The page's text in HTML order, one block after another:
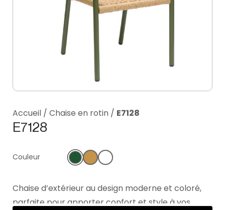
Accueil / Chaise en rotin / E7128
E7128
Couleur
Chaise d’extérieur au design moderne et coloré,
parfaite pour apporter confort et style à vos